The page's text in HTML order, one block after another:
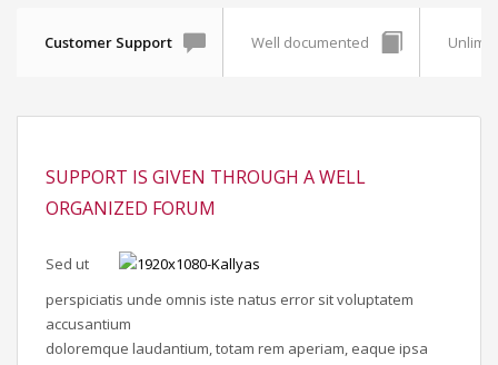
Customer Support Well documented
SUPPORT IS GIVEN THROUGH A WELL
ORGANIZED FORUM
Sed ut
perspiciatis unde omnis iste natus error sit voluptatem
accusantium
doloremque laudantium, totam rem aperiam, eaque ipsa